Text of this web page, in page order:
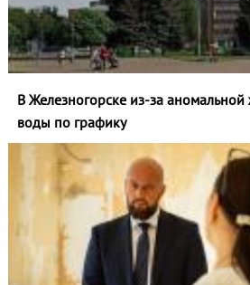
В Железногорске из-за
воды по графику